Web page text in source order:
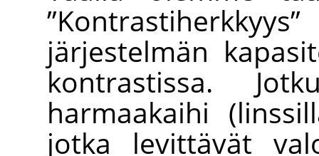
”Kontrastiherkkyys”
järjestelmän
kontrastissa.
harmaakaihi
jotka levittävät